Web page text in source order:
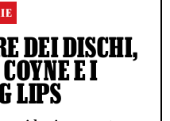
DEI DISCHI,
E I
LIPS